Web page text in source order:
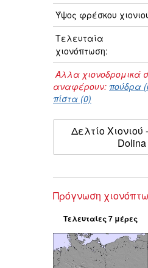
Ύψος φρέσκου
Τελευταία
χιονόπτωση:
Αλλα χιονοδρομικά
αναφέρουν: πούδρα
πίστα (0)
Δελτίο Χιονιού
Dolina
Πρόγνωση
Τελευταίες 7 μέρες